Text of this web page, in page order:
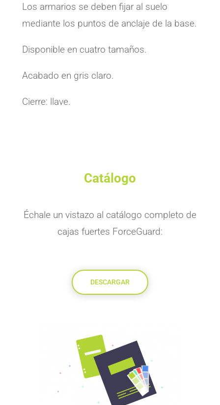
Los armarios se deben fijar al suelo
mediante los puntos de anclaje de la base.
Disponible en cuatro tamaños.
Acabado en gris claro.
Cierre: llave.
Catálogo
Échale un vistazo al catálogo completo de
cajas fuertes ForceGuard:
DESCARGAR